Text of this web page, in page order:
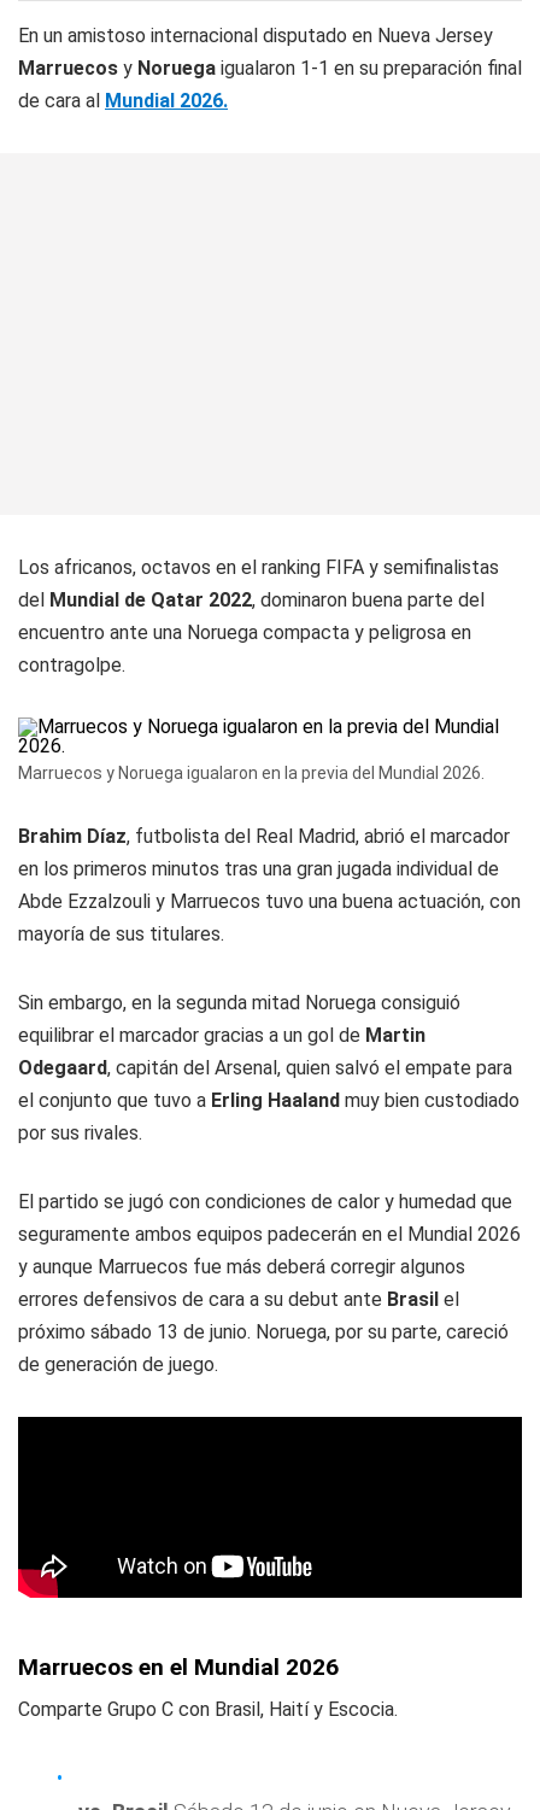
En un amistoso internacional disputado en Nueva Jersey
Marruecos y Noruega igualaron 1-1 en su preparación final
de cara al Mundial 2026.
Los africanos, octavos en el ranking FIFA y semifinalistas
del Mundial de Qatar 2022, dominaron buena parte del
encuentro ante una Noruega compacta y peligrosa en
contragolpe.
Marruecos y Noruega igualaron en la previa del Mundial 2026.
Brahim Díaz, futbolista del Real Madrid, abrió el marcador
en los primeros minutos tras una gran jugada individual de
Abde Ezzalzouli y Marruecos tuvo una buena actuación, con
mayoría de sus titulares.
Sin embargo, en la segunda mitad Noruega consiguió
equilibrar el marcador gracias a un gol de Martin
Odegaard, capitán del Arsenal, quien salvó el empate para
el conjunto que tuvo a Erling Haaland muy bien custodiado
por sus rivales.
El partido se jugó con condiciones de calor y humedad que
seguramente ambos equipos padecerán en el Mundial 2026
y aunque Marruecos fue más deberá corregir algunos
errores defensivos de cara a su debut ante Brasil el
próximo sábado 13 de junio. Noruega, por su parte, careció
de generación de juego.
Marruecos en el Mundial 2026
Comparte Grupo C con Brasil, Haití y Escocia.